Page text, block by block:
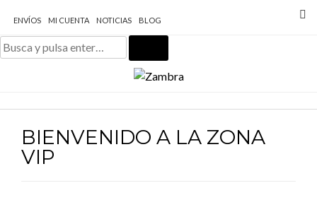
ENVÍOS MI CUENTA NOTICIAS BLOG
BIENVENIDO A LA ZONA
VIP